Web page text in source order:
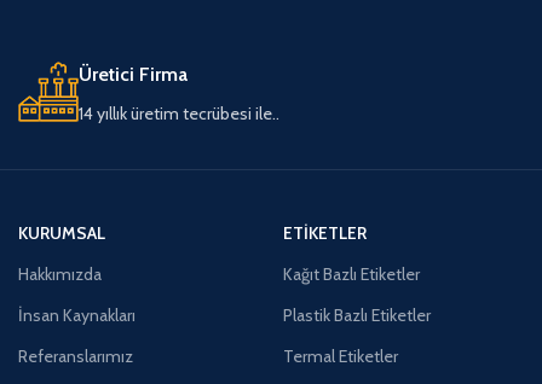
Üretici Firma
14 yıllık üretim tecrübesi ile..
KURUMSAL
Hakkımızda
İnsan Kaynakları
Referanslarımız
ETIKETLER
Kağıt Bazlı Etiketler
Plastik Bazlı Etiketler
Termal Etiketler